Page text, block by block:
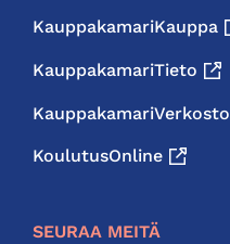
KauppakamariKauppa
KauppakamariTieto
KauppakamariVerkosto
KoulutusOnline
SEURAA MEITÄ